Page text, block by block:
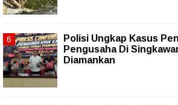
Polisi Ungkap Kasus
Pengusaha Di
Diamankan